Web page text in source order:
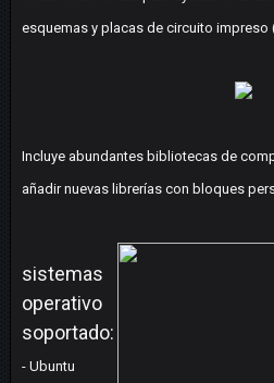
esquemas y placas de circuito impreso
Incluye abundantes bibliotecas de
añadir nuevas librerías con bloques
sistemas
operativo
soportado:
- Ubuntu